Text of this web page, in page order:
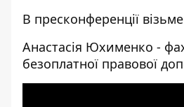
В пресконференції
Анастасія Юхименко -
безоплатної правової